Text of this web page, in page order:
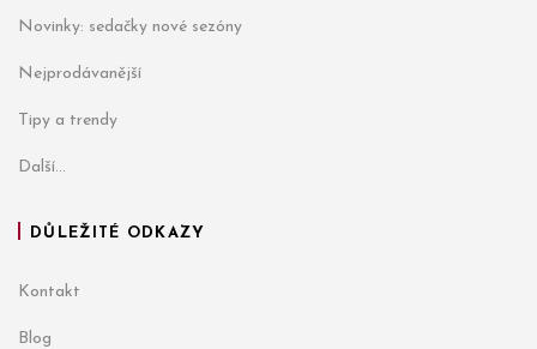
Novinky: sedačky nové sezóny
Nejprodávanější
Tipy a trendy
Další...
DŮLEŽITÉ ODKAZY
Kontakt
Blog